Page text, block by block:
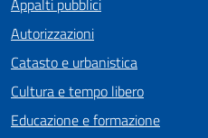
Appalti pubblici
Autorizzazioni
Catasto e urbanistica
Cultura e tempo libero
Educazione e formazione